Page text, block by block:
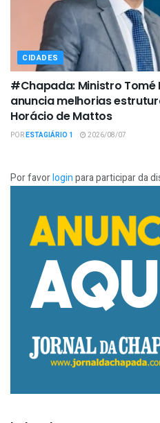
CIDADES
#Chapada: Ministro Tomé
anuncia melhorias
Horácio de Mattos
PORESTAGIÁRIO 1 2026/08/07
Por favorloginpara participar da